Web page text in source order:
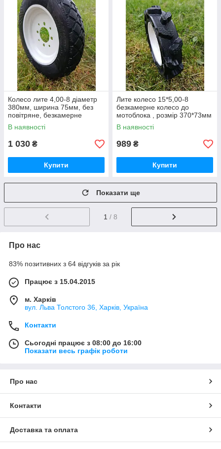
Колесо лите 4,00-8 діаметр
380мм, ширина 75мм, без
повітряне, безкамерне
гусматик
В наявності
1 030 ₴
Купити
Лите колесо 15*5,00-8
безкамерне колесо до
мотоблока , розмір 370*73мм
В наявності
989 ₴
Купити
Показати ще
1 / 8
Про нас
83% позитивних з 64 відгуків за рік
Працює з 15.04.2015
м. Харків
вул. Льва Толстого 36, Харків, Україна
Контакти
Сьогодні працює з 08:00 до 16:00
Показати весь графік роботи
Про нас
Контакти
Доставка та оплата